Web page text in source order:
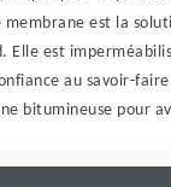
est la
Elle est
au savoir-
bitumineuse pour